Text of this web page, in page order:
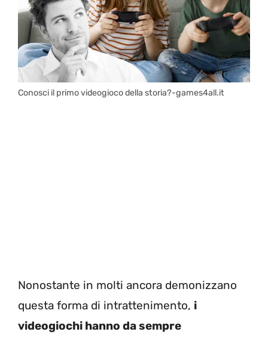
Conosci il primo videogioco della storia?-games4all.it
Nonostante in molti ancora demonizzano
questa forma di intrattenimento, i
videogiochi hanno da sempre